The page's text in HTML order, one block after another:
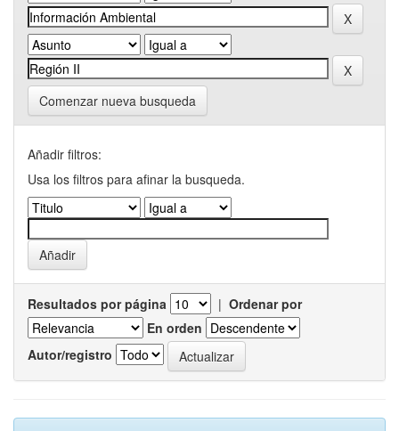
Comenzar nueva busqueda
Añadir filtros:
Usa los filtros para afinar la busqueda.
Resultados por página | Ordenar por
En orden
Autor/registro